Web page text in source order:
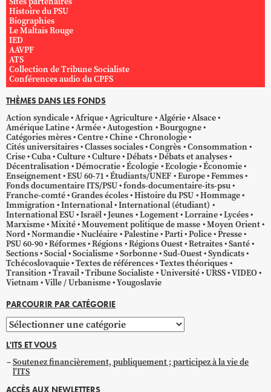
Histoire du PSU
Biographies
Le Maltais Rouge
IED
AAVPF
ATS
Collection de Tribune Socialiste
Conférences audio du CPFS
THÈMES DANS LES FONDS
Action syndicale Afrique Agriculture Algérie Alsace
Amérique Latine Armée Autogestion
Bourgogne
Catégories mères Centre Chine Chronologie
Cités universitaires Classes sociales Congrès Consommation
Crise Cuba Culture Culture Débats Débats et analyses
Décentralisation Démocratie Écologie Ecologie Économie
Enseignement ESU 60-71 Étudiants/UNEF Europe Femmes
Fonds documentaire ITS/PSU fonds-documentaire-its-psu
Franche-comté Grandes écoles Histoire du PSU Hommage
Immigration International International (étudiant)
International ESU Israël Jeunes Logement Lorraine Lycées
Marxisme Mixité Mouvement politique de masse Moyen Orient
Nord Normandie Nucléaire Palestine Parti Police Presse
PSU 60-90 Réformes Régions Régions Ouest Retraites Santé
Sections Social Socialisme Sorbonne Sud-Ouest Syndicats
Tchécoslovaquie Textes de références Textes théoriques
Transition Travail Tribune Socialiste Université URSS VIDEO
Vietnam Ville / Urbanisme Yougoslavie
PARCOURIR PAR CATÉGORIE
Parcourir
par
catégorie
L'ITS ET VOUS
Soutenez financièrement, publiquement ; participez à la vie de
l'ITS
ACCÈS AUX NEWLETTERS